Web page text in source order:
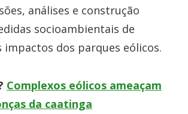
análises e construção
socioambientais de
impactos dos parques eólicos.
Complexos eólicos ameaçam
da caatinga